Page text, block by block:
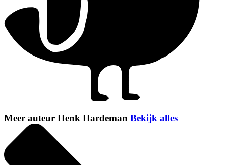
Meer auteur Henk Hardeman Bekijk alles